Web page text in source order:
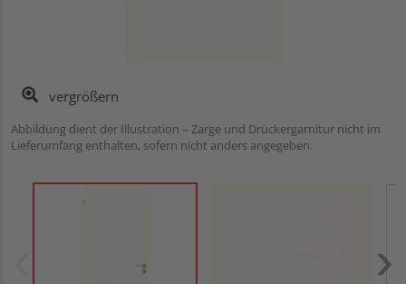
vergrößern
Abbildung dient der Illustration – Zarge und Drückergarnitur nicht im
Lieferumfang enthalten, sofern nicht anders angegeben.